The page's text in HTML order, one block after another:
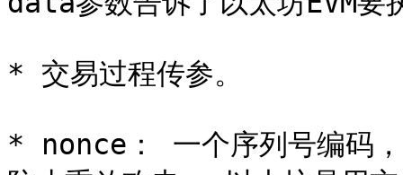
* 交易过程传参。
* nonce： 一个序列号编码，